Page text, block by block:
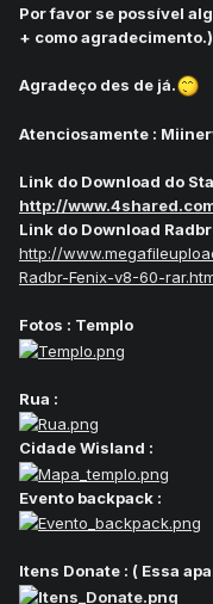
Por favor se possível
+ como agradecimento.)
Agradeço des de já.
Atenciosamente :
Link do Download do
http://
Link do Download
http://
Radbr-Fenix-v8-60-
Fotos : Templo
Rua :
Cidade Wisland :
Evento backpack :
Itens Donate : ( Essa